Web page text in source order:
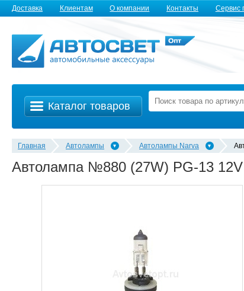
Доставка Клиентам О компании Контакты Сервис
Каталог товаров
Главная Автолампы Автолампы Narva
Автолампа №880 (27W) PG-13 12V